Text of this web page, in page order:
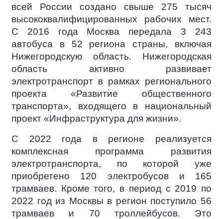
всей России создано свыше 275 тысяч
высококвалифицированных рабочих мест.
С 2016 года Москва передала 3 243
автобуса в 52 региона страны, включая
Нижегородскую область. Нижегородская
область активно развивает
электротранспорт в рамках регионального
проекта «Развитие общественного
транспорта», входящего в национальный
проект «Инфраструктура для жизни».
С 2022 года в регионе реализуется
комплексная программа развития
электротранспорта, по которой уже
приобретено 120 электробусов и 165
трамваев. Кроме того, в период с 2019 по
2022 год из Москвы в регион поступило 56
трамваев и 70 троллейбусов. Это